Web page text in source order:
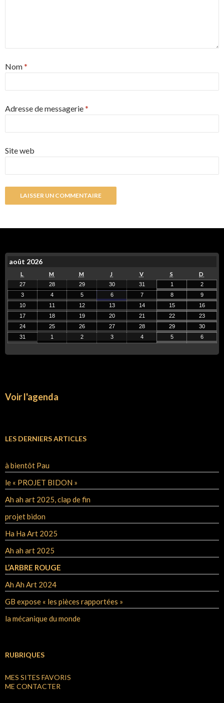
Nom*
Adresse de messagerie*
Site web
août 2026
L M M J V S D
27 28 29 30 31 1
2
3
4 5 6 7 8
9
10
11 12 13 14 15
16
17
18 19 20 21 22
23
24
25 26 27 28 29
30
31
1 2 3 4 5 6
Voir l'agenda
LES DERNIERS ARTICLES
à bientôt Pau
le « PROJET BIDON »
Ah ah art 2025, clap de fin
projet bidon
Ha Ha Art 2025
Ah ah art 2025
L’ARBRE ROUGE
Ah Ah Art 2024
GB expose « les pièces rapportées »
la mécanique du monde
RUBRIQUES
MES SITES FAVORIS
ME CONTACTER